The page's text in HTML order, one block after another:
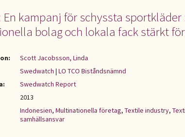
En kampanj för schyssta
bolag och lokala fack stärkt
Scott Jacobsson, Linda
Swedwatch | LO TCO Biståndsnämnd
Swedwatch Report
2013
Indonesien, Multinationella företag, Textile industry,
samhällsansvar